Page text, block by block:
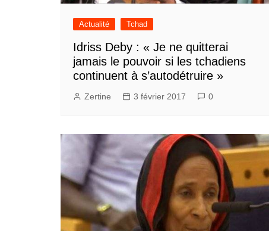
Actualité Tchad
Idriss Deby : « Je ne quitterai
jamais le pouvoir si les tchadiens
continuent à s’autodétruire »
Zertine 3 février 2017 0